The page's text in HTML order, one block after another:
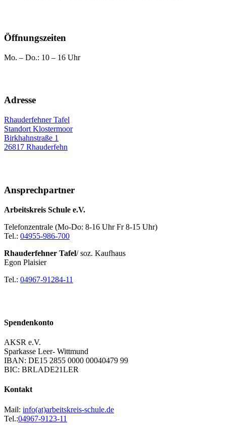
Öffnungszeiten
Mo. – Do.: 10 – 16 Uhr
Adresse
Rhauderfehner Tafel
Standort Klostermoor
Birkhahnstraße 1
26817 Rhauderfehn
Ansprechpartner
Arbeitskreis Schule e.V.
Telefonzentrale (Mo-Do: 8-16 Uhr Fr 8-15 Uhr)
Tel.: 04955-986-700
Rhauderfehner Tafel/ soz. Kaufhaus
Egon Plaisier
Tel.: 04967-91284-11
Spendenkonto
AKSR e.V.
Sparkasse Leer- Wittmund
IBAN: DE15 2855 0000 00040479 99
BIC: BRLADE21LER
Kontakt
Mail: info(at)arbeitskreis-schule.de
Tel.:04967-9123-11